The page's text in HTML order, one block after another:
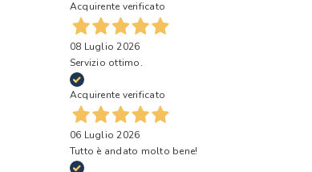
Acquirente verificato
08 Luglio 2026
Servizio ottimo.
Acquirente verificato
06 Luglio 2026
Tutto è andato molto bene!